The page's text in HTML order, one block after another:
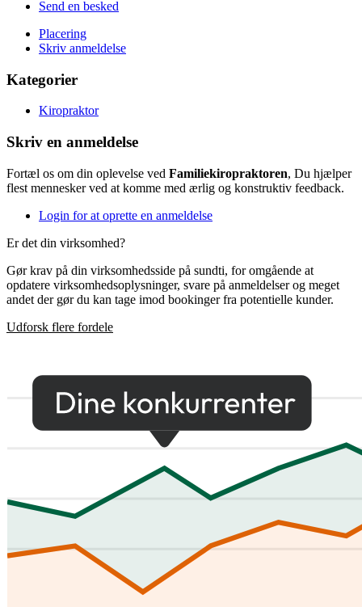
Send en besked
Placering
Skriv anmeldelse
Kategorier
Kiropraktor
Skriv en anmeldelse
Fortæl os om din oplevelse ved Familiekiropraktoren, Du hjælper
flest mennesker ved at komme med ærlig og konstruktiv feedback.
Login for at oprette en anmeldelse
Er det din virksomhed?
Gør krav på din virksomhedsside på sundti, for omgående at
opdatere virksomhedsoplysninger, svare på anmeldelser og meget
andet der gør du kan tage imod bookinger fra potentielle kunder.
Udforsk flere fordele